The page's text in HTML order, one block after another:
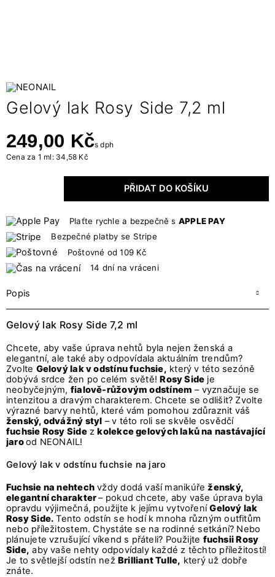
Gelový lak Rosy Side 7,2 ml
249,00 Kčs dph
Cena za 1 ml: 34,58 Kč
PŘIDAT DO KOŠÍKU
Plaťte rychle a bezpečně s APPLE PAY
Bezpečné platby se Stripe
Poštovné od 109 Kč
14 dní na vráceni
Popis
Gelový lak Rosy Side 7,2 ml
Chcete, aby vaše úprava nehtů byla nejen ženská a
elegantní, ale také aby odpovídala aktuálním trendům?
Zvolte Gelový lak v odstínu fuchsie, který v této sezóně
dobývá srdce žen po celém světě!Rosy Side je
neobyčejným, fialově-růžovým odstínem – vyznačuje se
intenzitou a dravým charakterem. Chcete se odlišit? Zvolte
výrazné barvy nehtů, které vám pomohou zdůraznit váš
ženský, odvážný styl – v této roli se skvěle osvědčí
fuchsie Rosy Sidezkolekce gelových laků na nastávající
jarood NEONAIL!
Gelový lak v odstínu fuchsie na jaro
Fuchsie na nehtechvždy dodá vaší manikúřeženský,
elegantní charakter– pokud chcete, aby vaše úprava byla
opravdu výjimečná, použijte k jejímu vytvořeníGelový lak
Rosy Side. Tento odstín se hodí k mnoha různým outfitům
nebo příležitostem. Chystáte se na rodinné setkání? Nebo
plánujete vzrušující víkend s přáteli? Použijte fuchsii Rosy
Side, aby vaše nehty odpovídaly každé z těchto příležitostí!
Je to světlejší odstín než Brilliant Tulle, který už dobře
znáte.